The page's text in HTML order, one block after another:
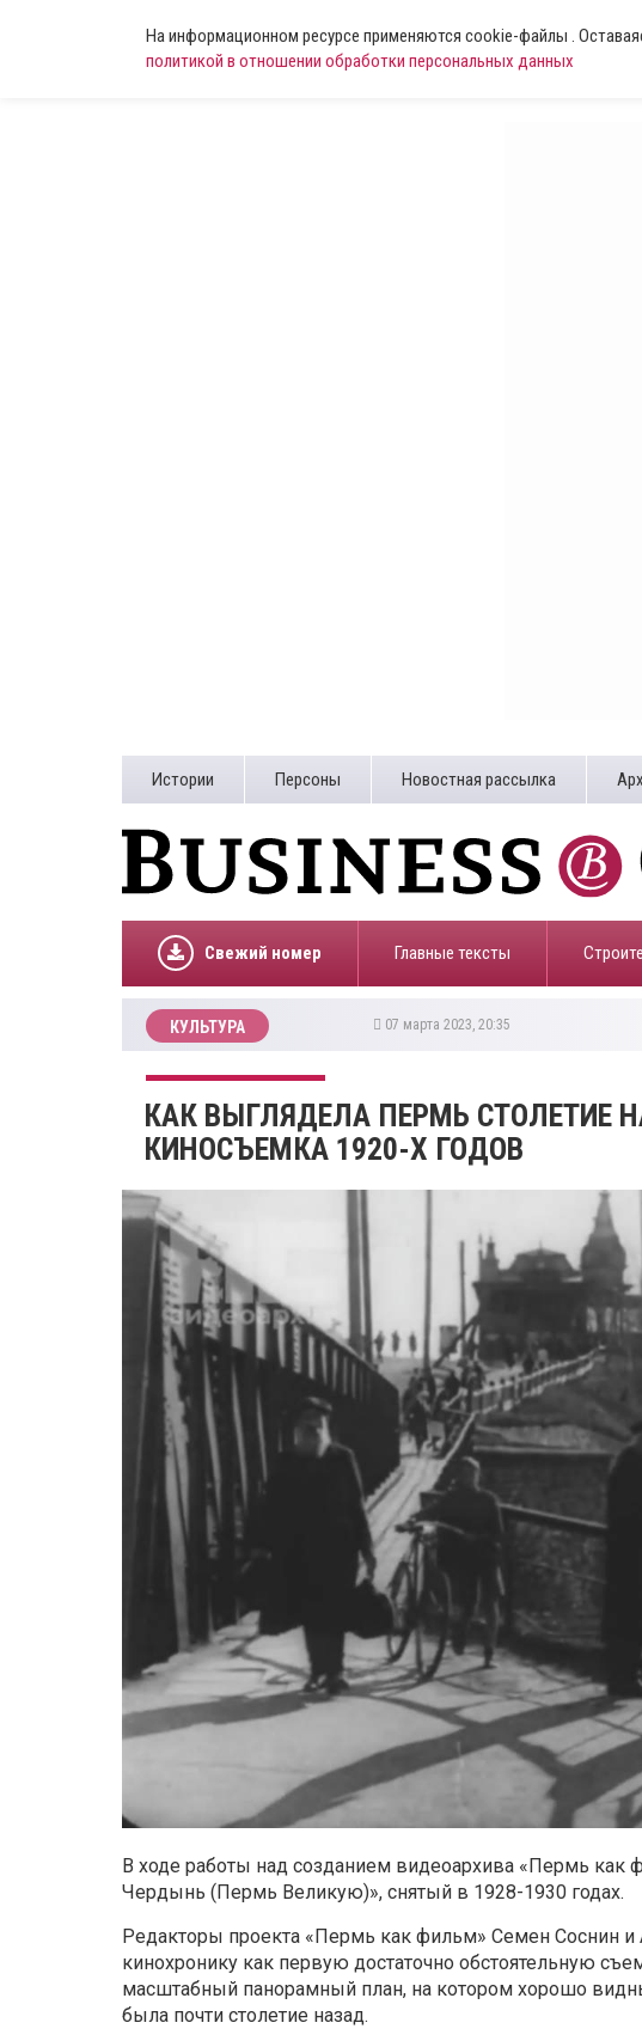
На информационном ресурсе применяются cookie-файлы .
политикой в отношении обработки персональных данных
Истории Персоны Новостная рассылка
Свежий номер Главные тексты
КУЛЬТУРА 07 марта 2023, 20:35
КАК ВЫГЛЯДЕЛА ПЕРМЬ СТОЛЕТИЕ
КИНОСЪЕМКА 1920-Х ГОДОВ
В ходе работы над созданием видеоархива «Пермь как
Чердынь (Пермь Великую)», снятый в 1928-1930 годах.
Редакторы проекта «Пермь как фильм» Семен Соснин и
кинохронику как первую достаточно обстоятельную
масштабный панорамный план, на котором хорошо
была почти столетие назад.